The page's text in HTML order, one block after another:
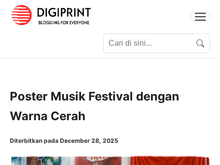
Search
Poster Musik Festival dengan
Warna Cerah
Diterbitkan pada December 28, 2025